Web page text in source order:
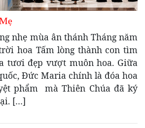
nhẹ mùa ân thánh Tháng năm
hoa Tấm lòng thành con tìm
tươi đẹp vượt muôn hoa. Giữa
Đức Maria chính là đóa hoa
phẩm mà Thiên Chúa đã ký
[…]